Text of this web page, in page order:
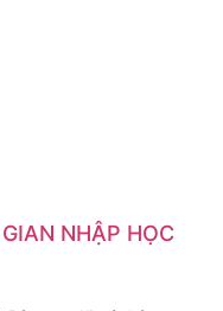
NHẬP HỌC